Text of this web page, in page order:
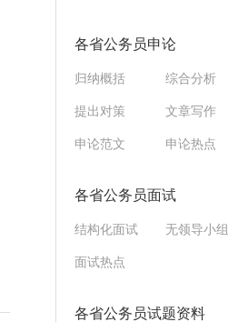
各省公务员申论
归纳概括 综合分析
提出对策 文章写作
申论范文 申论热点
各省公务员面试
结构化面试 无领导小组
面试热点
各省公务员试题资料